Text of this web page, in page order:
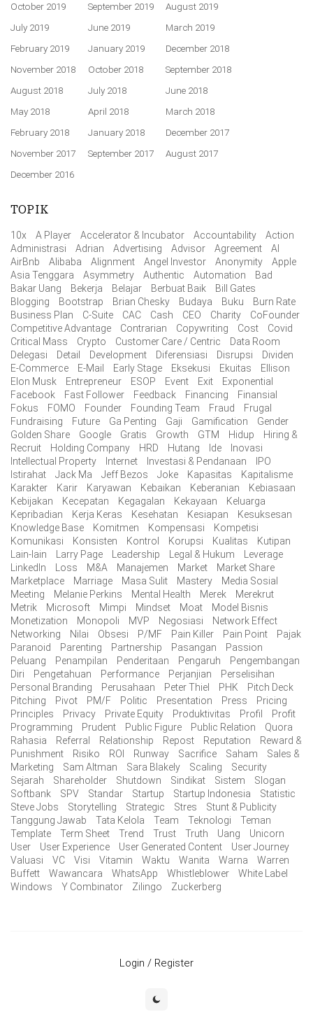
October 2019
September 2019
August 2019
July 2019
June 2019
March 2019
February 2019
January 2019
December 2018
November 2018
October 2018
September 2018
August 2018
July 2018
June 2018
May 2018
April 2018
March 2018
February 2018
January 2018
December 2017
November 2017
September 2017
August 2017
December 2016
TOPIK
10x A Player Accelerator & Incubator Accountability
Action
Administrasi
Adrian Advertising Advisor Agreement
AI
AirBnb
Alibaba Alignment Angel Investor Anonymity
Apple
Asia Tenggara
Asymmetry Authentic Automation
Bad
Bakar Uang
Bekerja Belajar Berbuat Baik
Bill Gates
Blogging
Bootstrap Brian Chesky Budaya Buku
Burn Rate
Business Plan
C-Suite CAC Cash CEO Charity
CoFounder
Competitive Advantage
Contrarian Copywriting Cost
Covid
Critical Mass
Crypto Customer Care / Centric
Data Room
Delegasi
Detail Development Diferensiasi Disrupsi
Dividen
E-Commerce
E-Mail Early Stage Eksekusi Ekuitas
Ellison
Elon Musk
Entrepreneur ESOP Event Exit
Exponential
Facebook
Fast Follower Feedback Financing
Finansial
Fokus
FOMO Founder Founding Team Fraud
Frugal
Fundraising
Future Ga Penting Gaji Gamification
Gender
Golden Share
Google Gratis Growth GTM Hidup
Hiring &
Recruit
Holding Company HRD Hutang Ide
Inovasi
Intellectual Property
Internet Investasi & Pendanaan
IPO
Istirahat
Jack Ma Jeff Bezos Joke Kapasitas
Kapitalisme
Karakter
Karir Karyawan Kebaikan Keberanian
Kebiasaan
Kebijakan
Kecepatan Kegagalan Kekayaan
Keluarga
Kepribadian
Kerja Keras Kesehatan Kesiapan
Kesuksesan
Knowledge Base
Komitmen Kompensasi
Kompetisi
Komunikasi
Konsisten Kontrol Korupsi Kualitas
Kutipan
Lain-lain
Larry Page Leadership Legal & Hukum
Leverage
LinkedIn
Loss M&A Manajemen Market
Market Share
Marketplace
Marriage Masa Sulit Mastery
Media Sosial
Meeting
Melanie Perkins Mental Health Merek
Merekrut
Metrik
Microsoft Mimpi Mindset Moat
Model Bisnis
Monetization
Monopoli MVP Negosiasi
Network Effect
Networking
Nilai Obsesi P/MF Pain Killer Pain Point
Pajak
Paranoid
Parenting Partnership Pasangan
Passion
Peluang
Penampilan Penderitaan Pengaruh
Pengembangan
Diri
Pengetahuan Performance Perjanjian
Perselisihan
Personal Branding
Perusahaan Peter Thiel PHK
Pitch Deck
Pitching
Pivot PM/F Politic Presentation Press
Pricing
Principles
Privacy Private Equity Produktivitas Profil
Profit
Programming
Prudent Public Figure Public Relation
Quora
Rahasia
Referral Relationship Repost Reputation
Reward &
Punishment
Risiko ROI Runway Sacrifice Saham
Sales &
Marketing
Sam Altman Sara Blakely Scaling
Security
Sejarah
Shareholder Shutdown Sindikat Sistem
Slogan
Softbank
SPV Standar Startup Startup Indonesia
Statistic
Steve Jobs
Storytelling Strategic Stres
Stunt & Publicity
Tanggung Jawab
Tata Kelola Team Teknologi
Teman
Template
Term Sheet Trend Trust Truth Uang
Unicorn
User
User Experience User Generated Content
User Journey
Valuasi
VC Visi Vitamin Waktu Wanita Warna
Warren
Buffett
Wawancara WhatsApp Whistleblower
White Label
Windows
Y Combinator Zilingo Zuckerberg
Login / Register